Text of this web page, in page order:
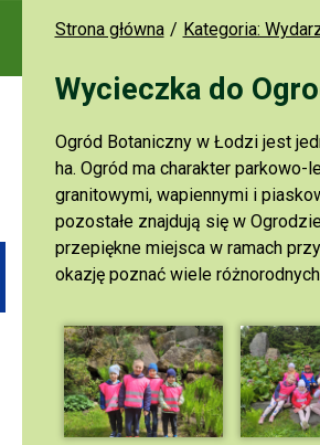
Strona główna Kategoria:
Wycieczka do
Ogród Botaniczny w Łodzi jest
ha. Ogród ma charakter parkowo-
granitowymi, wapiennymi i
pozostałe znajdują się w
przepiękne miejsca w ramach p
okazję poznać wiele